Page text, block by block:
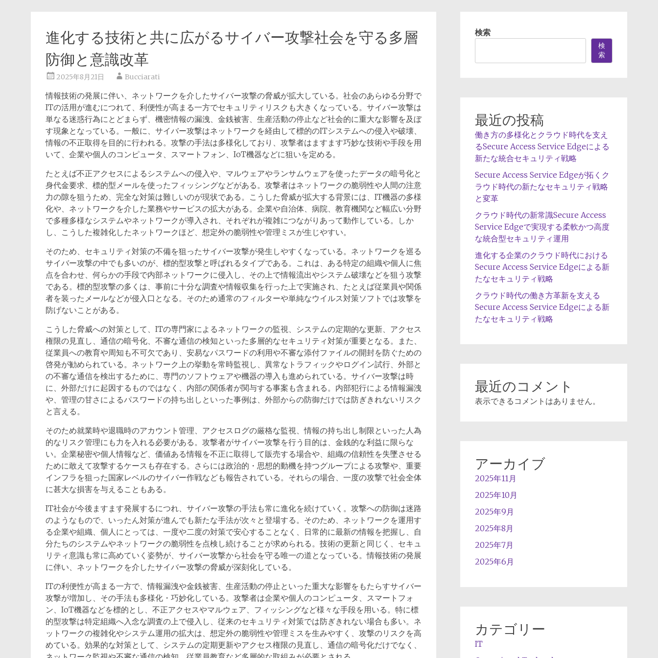
進化する技術と共に広がるサイバー攻撃社会を守る多層
防御と意識改革
2025年8月21日 Bucciarati
情報技術の発展に伴い、ネットワークを介したサイバー攻撃の脅威が拡大している。 社会のあらゆる分野で
ITの活用が進むにつれて、利便性が高まる一方でセキュリティリスクも大きくなっている。サイバー攻撃は
単なる迷惑行為にとどまらず、機密情報の漏洩、金銭被害、生産活動の停止など社会的に重大な影響を及ぼ
す現象となっている。一般に、サイバー攻撃はネットワークを経由して標的のITシステムへの侵入や破壊、
情報の不正取得を目的に行われる。攻撃の手法は多様化しており、攻撃者はますます巧妙な技術や手段を用
いて、企業や個人のコンピュータ、スマートフォン、IoT機器などに狙いを定める。
たとえば不正アクセスによるシステムへの侵入や、マルウェアやランサムウェアを使ったデータの暗号化と
身代金要求、標的型メールを使ったフィッシングなどがある。攻撃者はネットワークの脆弱性や人間の注意
力の隙を狙うため、完全な対策は難しいのが現状である。こうした脅威が拡大する背景には、IT機器の多様
化や、ネットワークを介した業務やサービスの拡大がある。企業や自治体、病院、教育機関など幅広い分野
で多種多様なシステムやネットワークが導入され、それぞれが複雑につながりあって動作している。しか
し、こうした複雑化したネットワークほど、想定外の脆弱性や管理ミスが生じやすい。
そのため、セキュリティ対策の不備を狙ったサイバー攻撃が発生しやすくなっている。ネットワークを巡る
サイバー攻撃の中でも多いのが、標的型攻撃と呼ばれるタイプである。これは、ある特定の組織や個人に焦
点を合わせ、何らかの手段で内部ネットワークに侵入し、その上で情報流出やシステム破壊などを狙う攻撃
である。標的型攻撃の多くは、事前に十分な調査や情報収集を行った上で実施され、たとえば従業員や関係
者を装ったメールなどが侵入口となる。そのため通常のフィルターや単純なウイルス対策ソフトでは攻撃を
防げないことがある。
こうした脅威への対策として、ITの専門家によるネットワークの監視、システムの定期的な更新、アクセス
権限の見直し、通信の暗号化、不審な通信の検知といった多層的なセキュリティ対策が重要となる。また、
従業員への教育や周知も不可欠であり、安易なパスワードの利用や不審な添付ファイルの開封を防ぐための
啓発が勧められている。ネットワーク上の挙動を常時監視し、異常なトラフィックやログイン試行、外部と
の不審な通信を検出するために、専門のソフトウェアや機器の導入も進められている。サイバー攻撃は時
に、外部だけに起因するものではなく、内部の関係者が関与する事案も含まれる。内部犯行による情報漏洩
や、管理の甘さによるパスワードの持ち出しといった事例は、外部からの防御だけでは防ぎきれないリスク
と言える。
そのため就業時や退職時のアカウント管理、アクセスログの厳格な監視、情報の持ち出し制限といった人為
的なリスク管理にも力を入れる必要がある。攻撃者がサイバー攻撃を行う目的は、金銭的な利益に限らな
い。企業秘密や個人情報など、価値ある情報を不正に取得して販売する場合や、組織の信頼性を失墜させる
ために敢えて攻撃するケースも存在する。さらには政治的・思想的動機を持つグループによる攻撃や、重要
インフラを狙った国家レベルのサイバー作戦なども報告されている。それらの場合、一度の攻撃で社会全体
に甚大な損害を与えることもある。
IT社会が今後ますます発展するにつれ、サイバー攻撃の手法も常に進化を続けていく。攻撃への防御は迷路
のようなもので、いったん対策が進んでも新たな手法が次々と登場する。そのため、ネットワークを運用す
る企業や組織、個人にとっては、一度や二度の対策で安心することなく、日常的に最新の情報を把握し、自
分たちのシステムやネットワークの脆弱性を点検し続けることが求められる。技術の更新と同じく、セキュ
リティ意識も常に高めていく姿勢が、サイバー攻撃から社会を守る唯一の道となっている。情報技術の発展
に伴い、ネットワークを介したサイバー攻撃の脅威が深刻化している。
ITの利便性が高まる一方で、情報漏洩や金銭被害、生産活動の停止といった重大な影響をもたらすサイバー
攻撃が増加し、その手法も多様化・巧妙化している。攻撃者は企業や個人のコンピュータ、スマートフォ
ン、IoT機器などを標的とし、不正アクセスやマルウェア、フィッシングなど様々な手段を用いる。特に標
的型攻撃は特定組織へ入念な調査の上で侵入し、従来のセキュリティ対策では防ぎきれない場合も多い。ネ
ットワークの複雑化やシステム運用の拡大は、想定外の脆弱性や管理ミスを生みやすく、攻撃のリスクを高
めている。効果的な対策として、システムの定期更新やアクセス権限の見直し、通信の暗号化だけでなく、
検索
検
索
最近の投稿
働き方の多様化とクラウド時代を支え
るSecure Access Service Edgeによる
新たな統合セキュリティ戦略
Secure Access Service Edgeが拓くク
ラウド時代の新たなセキュリティ戦略
と変革
クラウド時代の新常識Secure Access
Service Edgeで実現する柔軟かつ高度
な統合型セキュリティ運用
進化する企業のクラウド時代における
Secure Access Service Edgeによる新
たなセキュリティ戦略
クラウド時代の働き方革新を支える
Secure Access Service Edgeによる新
たなセキュリティ戦略
最近のコメント
表示できるコメントはありません。
アーカイブ
2025年11月
2025年10月
2025年9月
2025年8月
2025年7月
2025年6月
カテゴリー
IT